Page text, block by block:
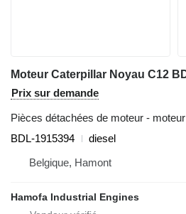
Prix sur demande
Pièces détachées de moteur - moteur
BDL-1915394
diesel
Belgique, Hamont
Hamofa Industrial Engines